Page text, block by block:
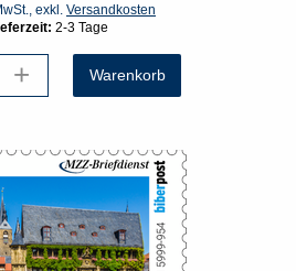
exkl. Versandkosten
2-3 Tage
+